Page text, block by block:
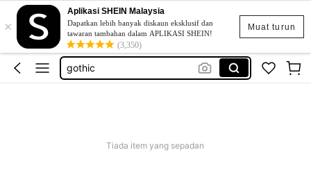
Muat turun
×
Aplikasi SHEIN Malaysia
Dapatkan lebih banyak diskaun eksklusif dan
tawaran tambahan dalam APLIKASI SHEIN!
(3,350)
ダウンジャケット
romwe men
gothic
Tiada item yang sepadan